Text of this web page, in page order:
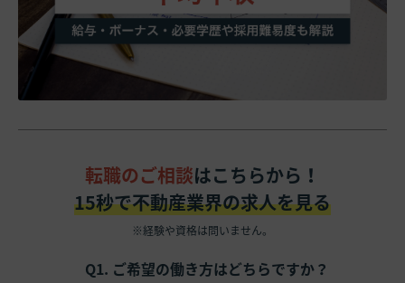
転職のご相談はこちらから！
15秒で不動産業界の求人を見る
※経験や資格は問いません。
Q1. ご希望の働き方はどちらですか？